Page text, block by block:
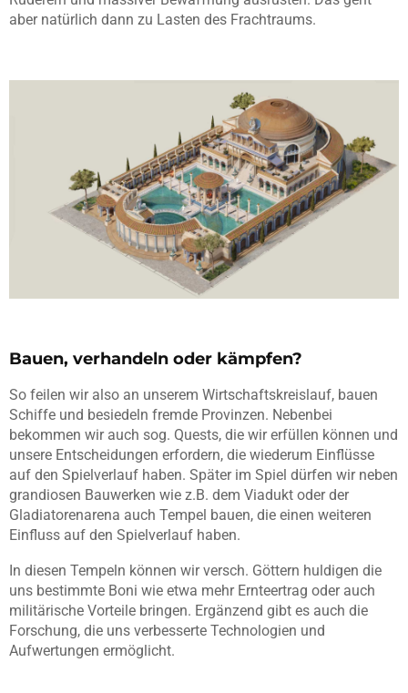
aber natürlich dann zu Lasten des Frachtraums.
Bauen, verhandeln oder kämpfen?
So feilen wir also an unserem Wirtschaftskreislauf, bauen
Schiffe und besiedeln fremde Provinzen. Nebenbei
bekommen wir auch sog. Quests, die wir erfüllen können und
unsere Entscheidungen erfordern, die wiederum Einflüsse
auf den Spielverlauf haben. Später im Spiel dürfen wir neben
grandiosen Bauwerken wie z.B. dem Viadukt oder der
Gladiatorenarena auch Tempel bauen, die einen weiteren
Einfluss auf den Spielverlauf haben.
In diesen Tempeln können wir versch. Göttern huldigen die
uns bestimmte Boni wie etwa mehr Ernteertrag oder auch
militärische Vorteile bringen. Ergänzend gibt es auch die
Forschung, die uns verbesserte Technologien und
Aufwertungen ermöglicht.